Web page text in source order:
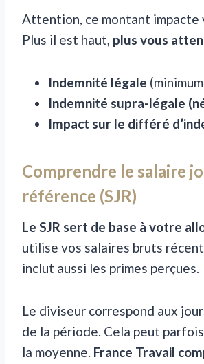
Attention, ce montant impacte
Plus il est haut, plus vous
Indemnité légale
Indemnité supra-légale
Impact sur le différé
Comprendre le salaire
référence (SJR)
Le SJR sert de base à votre
utilise vos salaires bruts
inclut aussi les primes perçues.
Le diviseur correspond aux
de la période. Cela peut
la moyenne. France Travail